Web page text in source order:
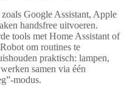
Google Assistant, Apple
handsfree uitvoeren.
tools met Home Assistant of
om routines te
praktisch: lampen,
samen via één
modus.